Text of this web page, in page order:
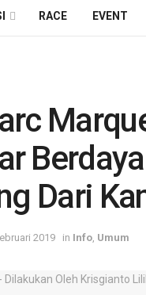
RACE EVENT
Dari
2019 in Info Umum